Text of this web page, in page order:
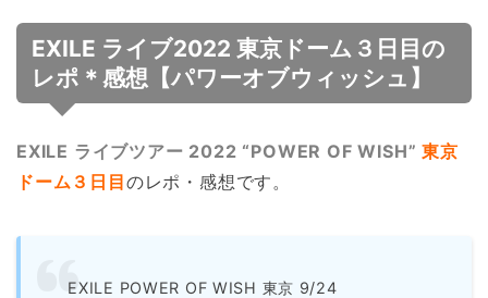
EXILE ライブ2022 東京ドーム３日目の
レポ＊感想【パワーオブウィッシュ】
EXILE ライブツアー 2022 “POWER OF WISH”東京
ドーム３日目のレポ・感想です。
EXILE POWER OF WISH 東京 9/24